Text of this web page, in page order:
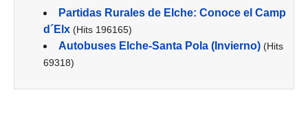
Partidas Rurales de Elche: Conoce el Camp
d´Elx (Hits 196165)
Autobuses Elche-Santa Pola (Invierno) (Hits
69318)